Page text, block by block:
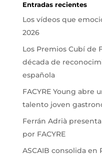
Entradas recientes
Los vídeos que
2026
Los Premios Cubí de
década de
española
FACYRE Young abre
talento joven
Ferrán Adrià
por FACYRE
ASCAIB consolida en